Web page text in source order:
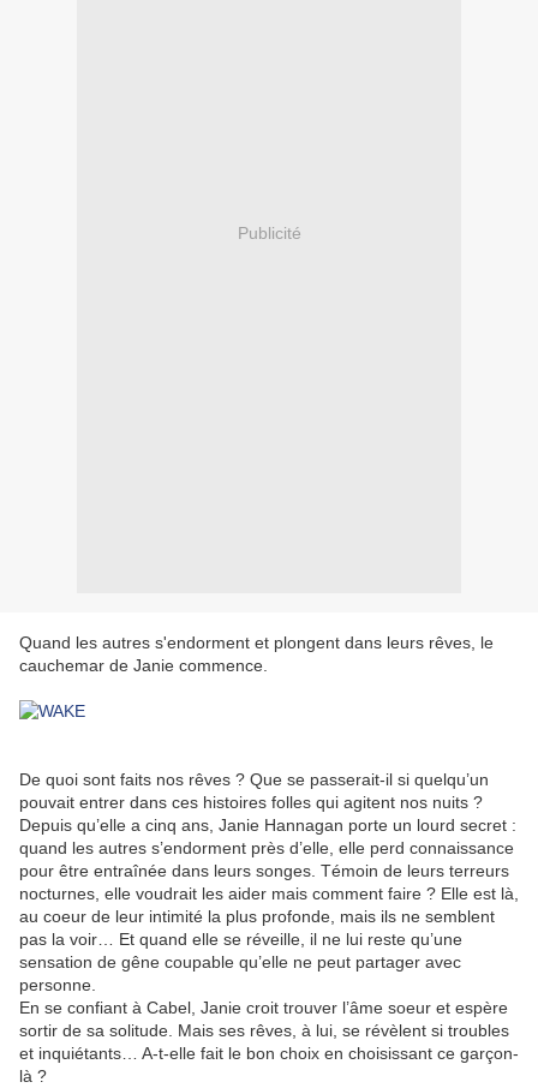
Publicité
Quand les autres s'endorment et plongent dans leurs rêves, le
cauchemar de Janie commence.
De quoi sont faits nos rêves ? Que se passerait-il si quelqu’un
pouvait entrer dans ces histoires folles qui agitent nos nuits ?
Depuis qu’elle a cinq ans, Janie Hannagan porte un lourd secret :
quand les autres s’endorment près d’elle, elle perd connaissance
pour être entraînée dans leurs songes. Témoin de leurs terreurs
nocturnes, elle voudrait les aider mais comment faire ? Elle est là,
au coeur de leur intimité la plus profonde, mais ils ne semblent
pas la voir… Et quand elle se réveille, il ne lui reste qu’une
sensation de gêne coupable qu’elle ne peut partager avec
personne.
En se confiant à Cabel, Janie croit trouver l’âme soeur et espère
sortir de sa solitude. Mais ses rêves, à lui, se révèlent si troubles
et inquiétants… A-t-elle fait le bon choix en choisissant ce garçon-
là ?